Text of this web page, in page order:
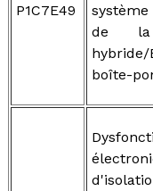
P1C7E49
de la
hybride/
boîte-